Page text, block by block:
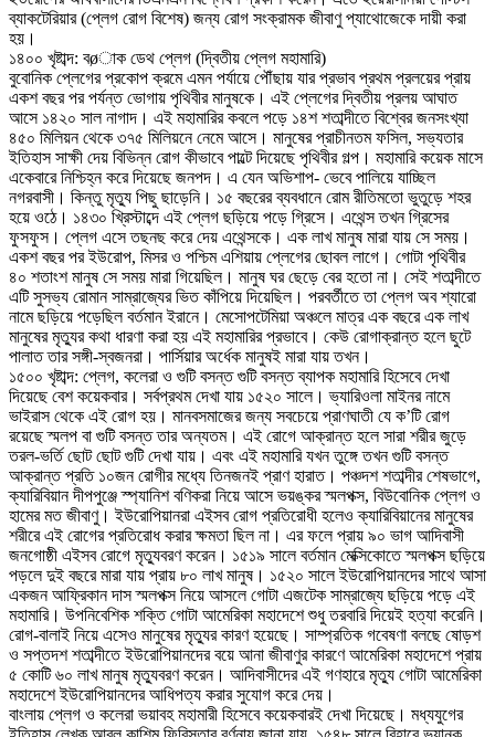
ব্যাকটেরিয়ার (প্লেগ রোগ বিশেষ) জন্য রোগ সংক্রামক জীবাণু প্যাথোজেকে দায়ী করা
হয়।
১৪০০ খৃষ্টাব্দ: বøাক ডেথ প্লেগ (দ্বিতীয় প্লেগ মহামারি)
বুবোনিক প্লেগের প্রকোপ ক্রমে এমন পর্যায়ে পৌঁছায় যার প্রভাব প্রথম প্রলয়ের প্রায়
একশ বছর পর পর্যন্ত ভোগায় পৃথিবীর মানুষকে। এই প্লেগের দ্বিতীয় প্রলয় আঘাত
আসে ১৪২০ সাল নাগাদ। এই মহামারির কবলে পড়ে ১৪শ শতাব্দীতে বিশ্বের জনসংখ্যা
৪৫০ মিলিয়ন থেকে ৩৭৫ মিলিয়নে নেমে আসে। মানুষের প্রাচীনতম ফসিল, সভ্যতার
ইতিহাস সাক্ষী দেয় বিভিন্ন রোগ কীভাবে পাল্টে দিয়েছে পৃথিবীর গল্প। মহামারি কয়েক মাসে
একেবারে নিশ্চিহ্ন করে দিয়েছে জনপদ। এ যেন অভিশাপ- ভেবে পালিয়ে যাচ্ছিল
নগরবাসী। কিন্তু মৃত্যু পিছু ছাড়েনি। ১৫ বছরের ব্যবধানে রোম রীতিমতো ভুতুড়ে শহর
হয়ে ওঠে। ১৪৩০ খ্রিস্টাব্দে এই প্লেগ ছড়িয়ে পড়ে গ্রিসে। এথেন্স তখন গ্রিসের
ফুসফুস। প্লেগ এসে তছনছ করে দেয় এথেন্সকে। এক লাখ মানুষ মারা যায় সে সময়।
একশ বছর পর ইউরোপ, মিসর ও পশ্চিম এশিয়ায় প্লেগের ছোবল লাগে। গোটা পৃথিবীর
৪০ শতাংশ মানুষ সে সময় মারা গিয়েছিল। মানুষ ঘর ছেড়ে বের হতো না। সেই শতাব্দীতে
এটি সুসভ্য রোমান সাম্রাজ্যের ভিত কাঁপিয়ে দিয়েছিল। পরবর্তীতে তা প্লেগ অব শ্যারো
নামে ছড়িয়ে পড়েছিল বর্তমান ইরানে। মেসোপটেমিয়া অঞ্চলে মাত্র এক বছরে এক লাখ
মানুষের মৃত্যুর কথা ধারণা করা হয় এই মহামারির প্রভাবে। কেউ রোগাক্রান্ত হলে ছুটে
পালাত তার সঙ্গী-স্বজনরা। পার্সিয়ার অর্ধেক মানুষই মারা যায় তখন।
১৫০০ খৃষ্টাব্দ: প্লেগ, কলেরা ও গুটি বসন্ত গুটি বসন্ত ব্যাপক মহামারি হিসেবে দেখা
দিয়েছে বেশ কয়েকবার। সর্বপ্রথম দেখা যায় ১৫২০ সালে। ভ্যারিওলা মাইনর নামে
ভাইরাস থেকে এই রোগ হয়। মানবসমাজের জন্য সবচেয়ে প্রাণঘাতী যে ক’টি রোগ
রয়েছে স্মলপ বা গুটি বসন্ত তার অন্যতম। এই রোগে আক্রান্ত হলে সারা শরীর জুড়ে
তরল-ভর্তি ছোট ছোট গুটি দেখা যায়। এবং এই মহামারি যখন তুঙ্গে তখন গুটি বসন্ত
আক্রান্ত প্রতি ১০জন রোগীর মধ্যে তিনজনই প্রাণ হারাত। পঞ্চদশ শতাব্দীর শেষভাগে,
ক্যারিবিয়ান দীপপুঞ্জে স্প্যানিশ বণিকরা নিয়ে আসে ভয়ঙ্কর স্মলপক্স, বিউবোনিক প্লেগ ও
হামের মত জীবাণু। ইউরোপিয়ানরা এইসব রোগ প্রতিরোধী হলেও ক্যারিবিয়ানের মানুষের
শরীরে এই রোগের প্রতিরোধ করার ক্ষমতা ছিল না। এর ফলে প্রায় ৯০ ভাগ আদিবাসী
জনগোষ্ঠী এইসব রোগে মৃত্যুবরণ করেন। ১৫১৯ সালে বর্তমান মেক্সিকোতে স্মলপক্স ছড়িয়ে
পড়লে দুই বছরে মারা যায় প্রায় ৮০ লাখ মানুষ। ১৫২০ সালে ইউরোপিয়ানদের সাথে আসা
একজন আফ্রিকান দাস স্মলপক্স নিয়ে আসলে গোটা এজটেক সাম্রাজ্যে ছড়িয়ে পড়ে এই
মহামারি। উপনিবেশিক শক্তি গোটা আমেরিকা মহাদেশে শুধু তরবারি দিয়েই হত্যা করেনি।
রোগ-বালাই নিয়ে এসেও মানুষের মৃত্যুর কারণ হয়েছে। সাম্প্রতিক গবেষণা বলছে ষোড়শ
ও সপ্তদশ শতাব্দীতে ইউরোপিয়ানদের বয়ে আনা জীবাণুর কারণে আমেরিকা মহাদেশে প্রায়
৫ কোটি ৬০ লাখ মানুষ মৃত্যুবরণ করেন। আদিবাসীদের এই গণহারে মৃত্যু গোটা আমেরিকা
মহাদেশে ইউরোপিয়ানদের আধিপত্য করার সুযোগ করে দেয়।
বাংলায় প্লেগ ও কলেরা ভয়াবহ মহামারী হিসেবে কয়েকবারই দেখা দিয়েছে। মধ্যযুগের